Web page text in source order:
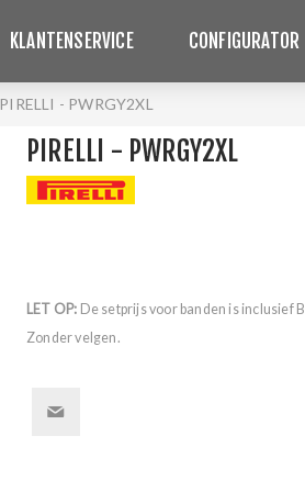
KLANTENSERVICE CONFIGURATOR
PIRELLI - PWRGY2XL
PIRELLI - PWRGY2XL
LET OP: De setprijs voor banden is inclusief
Zonder velgen.